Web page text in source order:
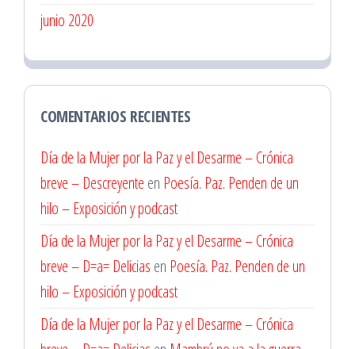
junio 2020
COMENTARIOS RECIENTES
Día de la Mujer por la Paz y el Desarme – Crónica
breve – Descreyente en Poesía. Paz. Penden de un
hilo – Exposición y podcast
Día de la Mujer por la Paz y el Desarme – Crónica
breve – D=a= Delicias en Poesía. Paz. Penden de un
hilo – Exposición y podcast
Día de la Mujer por la Paz y el Desarme – Crónica